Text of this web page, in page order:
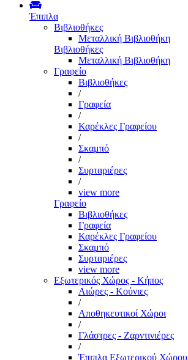
Έπιπλα
Βιβλιοθήκες
Μεταλλική Βιβλιοθήκη
Βιβλιοθήκες
Μεταλλική Βιβλιοθήκη
Γραφείο
Βιβλιοθήκες
/
Γραφεία
/
Καρέκλες Γραφείου
/
Σκαμπό
/
Συρταριέρες
/
view more
Γραφείο
Βιβλιοθήκες
Γραφεία
Καρέκλες Γραφείου
Σκαμπό
Συρταριέρες
view more
Εξωτερικός Χώρος - Κήπος
Αιώρες - Κούνιες
/
Αποθηκευτικοί Χώροι
/
Γλάστρες - Ζαρντινιέρες
/
Έπιπλα Εξωτερικού Χώρου